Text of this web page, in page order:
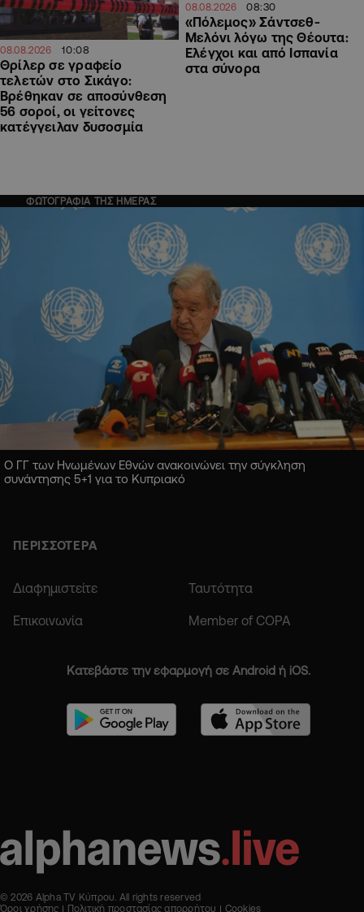
08.08.2026 10:08
Θρίλερ σε γραφείο
τελετών στο Σικάγο:
Βρέθηκαν σε αποσύνθεση
56 σοροί, οι γείτονες
κατέγγειλαν δυσοσμία
08.08.2026 08:30
«Πόλεμος» Σάντσεθ-
Μελόνι λόγω της Θέουτα:
Ελέγχοι και από Ισπανία
στα σύνορα
ΦΩΤΟΓΡΑΦΙΑ ΤΗΣ ΗΜΕΡΑΣ
Ο ΓΓ των Ηνωμένων Εθνών ανακοινώνει την σύγκληση
συνάντησης 5+1 για το Κυπριακό
ΠΕΡΙΣΣΟΤΕΡΑ
Διαφημιστείτε Ταυτότητα
Επικοινωνία Member of COPA
Κατεβάστε την εφαρμογή σε Android ή iOS.
© 2026 Alpha TV Κύπρου. All rights reserved
Όροι χρήσης
Πολιτική προστασίας απορρήτου Cookies